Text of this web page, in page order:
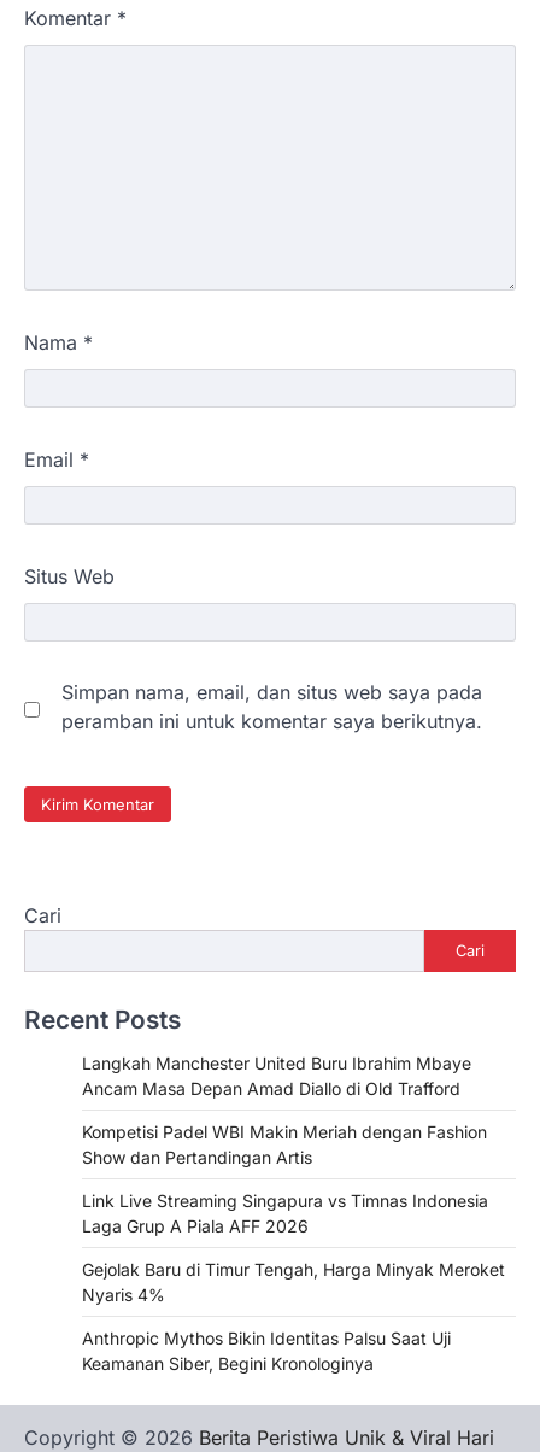
Komentar *
Nama *
Email *
Situs Web
Simpan nama, email, dan situs web saya pada
peramban ini untuk komentar saya berikutnya.
Cari
Cari
Recent Posts
Langkah Manchester United Buru Ibrahim Mbaye
Ancam Masa Depan Amad Diallo di Old Trafford
Kompetisi Padel WBI Makin Meriah dengan Fashion
Show dan Pertandingan Artis
Link Live Streaming Singapura vs Timnas Indonesia
Laga Grup A Piala AFF 2026
Gejolak Baru di Timur Tengah, Harga Minyak Meroket
Nyaris 4%
Anthropic Mythos Bikin Identitas Palsu Saat Uji
Keamanan Siber, Begini Kronologinya
Copyright © 2026 Berita Peristiwa Unik & Viral Hari